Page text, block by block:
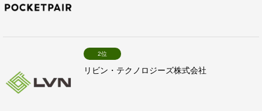
2位
リビン・テクノロジーズ株式会社